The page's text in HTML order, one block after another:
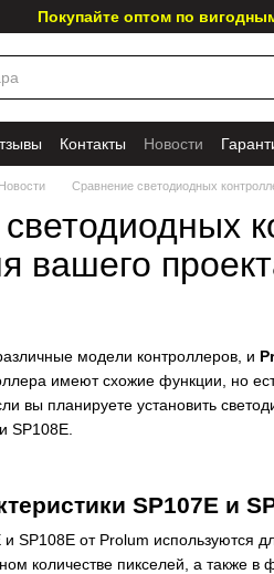
Покупайте оптом по
Контакты Новости
Новости Сравнение светодиодных
вашего
модели контроллеров, и
имеют схожие функции, но
вы планируете установить
SP108E.
SP107E и
SP108E от Prolum используются
количестве пикселей, а также в